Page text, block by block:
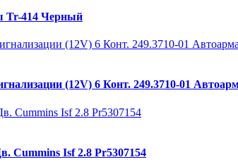
Tr-414 Черный
(12V) 6 Конт. 249.3710-01
Cummins Isf 2.8 Pr5307154